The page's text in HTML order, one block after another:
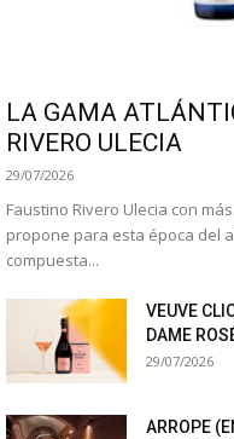
LA GAMA
RIVERO ULECIA
29/07/2026
Faustino Rivero Ulecia con
propone para esta época del
compuesta...
VEUVE
DAME
29/07/2026
ARROPE